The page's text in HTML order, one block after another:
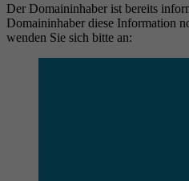
Der Domaininhaber ist bereits
Domaininhaber diese Information
wenden Sie sich bitte an: